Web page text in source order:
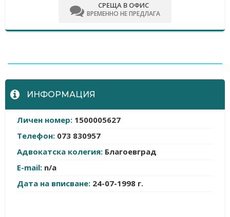
СРЕЩА В ОФИС
ВРЕМЕННО НЕ ПРЕДЛАГА
ИНФОРМАЦИЯ
Личен номер: 1500005627
Телефон: 073 830957
Адвокатска колегия: Благоевград
E-mail: n/a
Дата на вписване: 24-07-1998 г.